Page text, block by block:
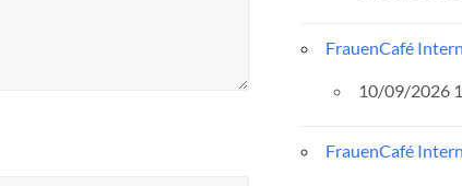
FrauenCafé
10/09/2026
FrauenCafé